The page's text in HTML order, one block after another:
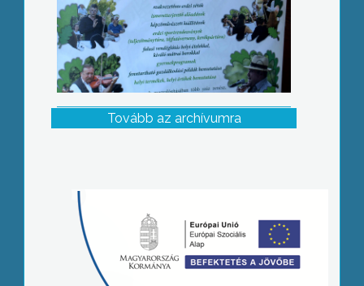
Tovább az archívumra